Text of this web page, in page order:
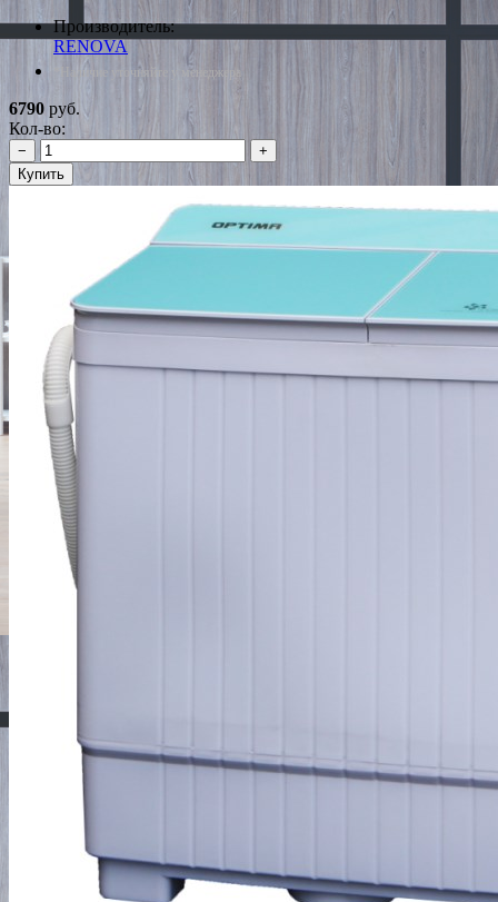
Производитель:
RENOVA
*Наличие уточняйте у менеджера
6790 руб.
Кол-во:
−
+
Купить